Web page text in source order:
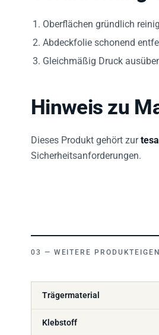
Oberflächen gründlich
Abdeckfolie schonend
Gleichmäßig Druck
Hinweis zu
Dieses Produkt gehört zur
Sicherheitsanforderungen.
Trägermaterial
Klebstoff